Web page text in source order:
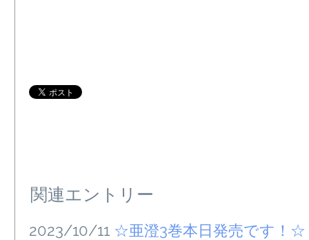
関連エントリー
2023/10/11 ☆亜澄3巻本日発売です！☆